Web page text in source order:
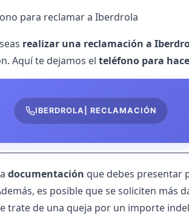
para reclamar a Iberdrola
realizar una reclamación a
Aquí te dejamos el teléfono para
IBERDROLA| RECLAMACIÓN
documentación que debes presentar
es posible que se soliciten más
trate de una queja por un importe